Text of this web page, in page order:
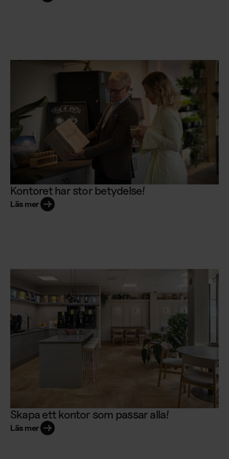
Kontoret har stor betydelse!
Läs mer
Skapa ett kontor som passar alla!
Läs mer